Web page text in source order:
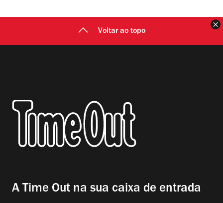
Voltar ao topo
A Time Out na sua caixa de entrada